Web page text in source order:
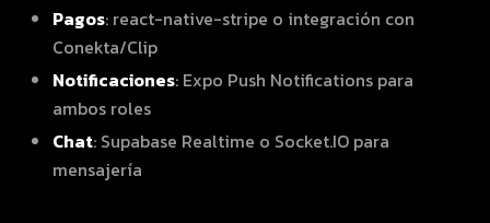
Pagos: react-native-stripe o integración con
Conekta/Clip
Notificaciones: Expo Push Notifications para
ambos roles
Chat: Supabase Realtime o Socket.IO para
mensajería